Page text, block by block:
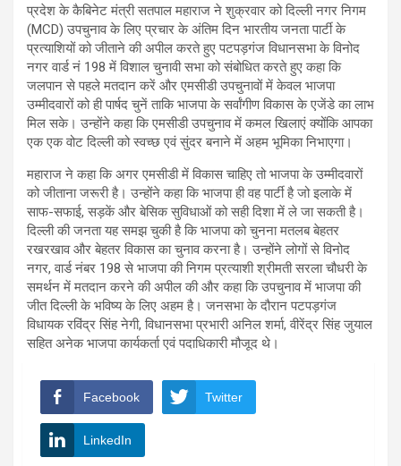
प्रदेश के कैबिनेट मंत्री सतपाल महाराज ने शुक्रवार को दिल्ली नगर निगम
(MCD) उपचुनाव के लिए प्रचार के अंतिम दिन भारतीय जनता पार्टी के
प्रत्याशियों को जीताने की अपील करते हुए पटपड़गंज विधानसभा के विनोद
नगर वार्ड नं 198 में विशाल चुनावी सभा को संबोधित करते हुए कहा कि
जलपान से पहले मतदान करें और एमसीडी उपचुनावों में केवल भाजपा
उम्मीदवारों को ही पार्षद चुनें ताकि भाजपा के सर्वांगीण विकास के एजेंडे का लाभ
मिल सके। उन्होंने कहा कि एमसीडी उपचुनाव में कमल खिलाएं क्योंकि आपका
एक एक वोट दिल्ली को स्वच्छ एवं सुंदर बनाने में अहम भूमिका निभाएगा।
महाराज ने कहा कि अगर एमसीडी में विकास चाहिए तो भाजपा के उम्मीदवारों
को जीताना जरूरी है। उन्होंने कहा कि भाजपा ही वह पार्टी है जो इलाके में
साफ-सफाई, सड़कें और बेसिक सुविधाओं को सही दिशा में ले जा सकती है।
दिल्ली की जनता यह समझ चुकी है कि भाजपा को चुनना मतलब बेहतर
रखरखाव और बेहतर विकास का चुनाव करना है। उन्होंने लोगों से विनोद
नगर, वार्ड नंबर 198 से भाजपा की निगम प्रत्याशी श्रीमती सरला चौधरी के
समर्थन में मतदान करने की अपील की और कहा कि उपचुनाव में भाजपा की
जीत दिल्ली के भविष्य के लिए अहम है। जनसभा के दौरान पटपड़गंज
विधायक रविंद्र सिंह नेगी, विधानसभा प्रभारी अनिल शर्मा, वीरेंद्र सिंह जुयाल
सहित अनेक भाजपा कार्यकर्ता एवं पदाधिकारी मौजूद थे।
Facebook Twitter
LinkedIn